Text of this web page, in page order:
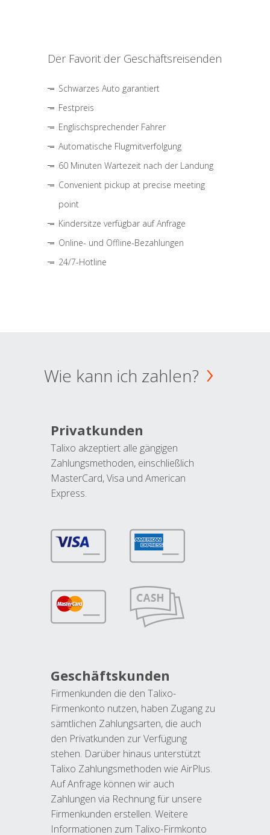
Der Favorit der Geschäftsreisenden
Schwarzes Auto garantiert
Festpreis
Englischsprechender Fahrer
Automatische Flugmitverfolgung
60 Minuten Wartezeit nach der Landung
Convenient pickup at precise meeting
point
Kindersitze verfügbar auf Anfrage
Online- und Offline-Bezahlungen
24/7-Hotline
Wie kann ich zahlen?
Privatkunden
Talixo akzeptiert alle gängigen
Zahlungsmethoden, einschließlich
MasterCard, Visa und American
Express.
Geschäftskunden
Firmenkunden die den Talixo-
Firmenkonto nutzen, haben Zugang zu
sämtlichen Zahlungsarten, die auch
den Privatkunden zur Verfügung
stehen. Darüber hinaus unterstützt
Talixo Zahlungsmethoden wie AirPlus.
Auf Anfrage können wir auch
Zahlungen via Rechnung für unsere
Firmenkunden erstellen. Weitere
Informationen zum Talixo-Firmkonto